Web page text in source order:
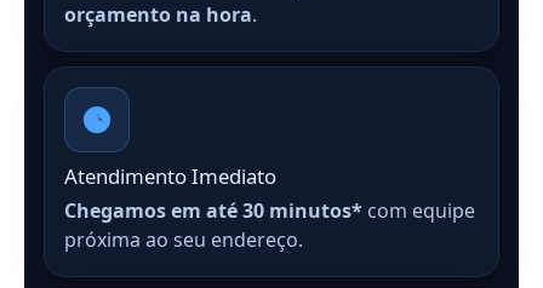
orçamento na hora.
Atendimento Imediato
Chegamos em até 30 minutos* com equipe
próxima ao seu endereço.